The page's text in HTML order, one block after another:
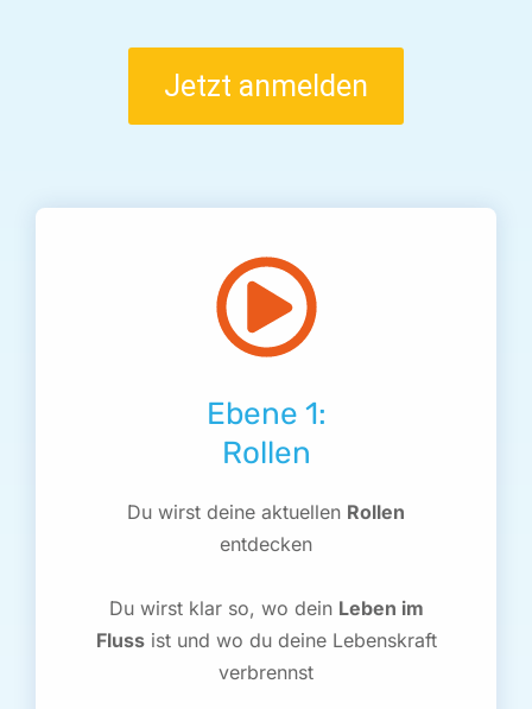
Jetzt anmelden
Ebene 1:
Rollen
Du wirst deine aktuellen Rollen
entdecken
Du wirst klar so, wo dein Leben im
Flussist und wo du deine Lebenskraft
verbrennst